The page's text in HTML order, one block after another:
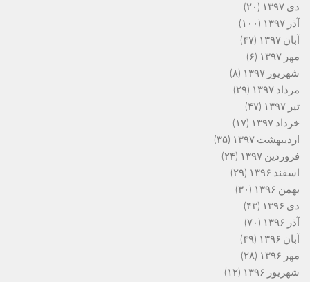
دی ۱۳۹۷
(۲۰)
آذر ۱۳۹۷
(۱۰۰)
آبان ۱۳۹۷
(۴۷)
مهر ۱۳۹۷
(۶)
شهریور ۱۳۹۷
(۸)
مرداد ۱۳۹۷
(۲۹)
تیر ۱۳۹۷
(۴۷)
خرداد ۱۳۹۷
(۱۷)
اردیبهشت ۱۳۹۷
(۳۵)
فروردین ۱۳۹۷
(۲۴)
اسفند ۱۳۹۶
(۲۹)
بهمن ۱۳۹۶
(۳۰)
دی ۱۳۹۶
(۴۳)
آذر ۱۳۹۶
(۷۰)
آبان ۱۳۹۶
(۴۹)
مهر ۱۳۹۶
(۲۸)
شهریور ۱۳۹۶
(۱۲)